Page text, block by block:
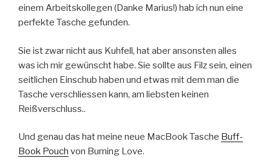
einem Arbeitskollegen (Danke Marius!) hab ich nun eine
perfekte Tasche gefunden.
Sie ist zwar nicht aus Kuhfell, hat aber ansonsten alles
was ich mir gewünscht habe. Sie sollte aus Filz sein, einen
seitlichen Einschub haben und etwas mit dem man die
Tasche verschliessen kann, am liebsten keinen
Reißverschluss..
Und genau das hat meine neue MacBook Tasche Buff-
Book Pouch von Burning Love.